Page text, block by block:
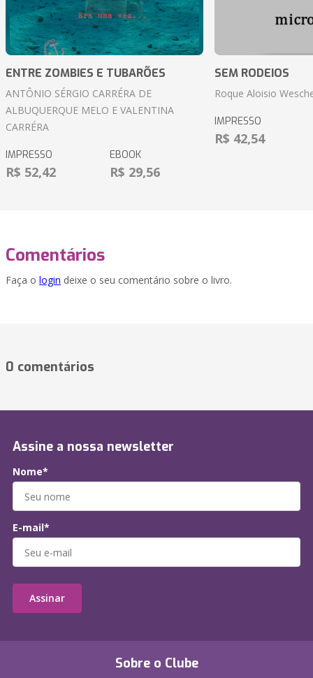
ENTRE ZOMBIES E TUBARÕES
ANTÔNIO SÉRGIO CARRÉRA DE
ALBUQUERQUE MELO E VALENTINA
CARRÉRA
IMPRESSO
R$ 52,42
EBOOK
R$ 29,56
SEM RODEIOS
Roque Aloisio
IMPRESSO
R$ 42,54
Comentários
Faça o login deixe o seu comentário sobre o livro.
0 comentários
Sobre o Clube
Assine a nossa newsletter
Nome*
E-mail*
Assinar